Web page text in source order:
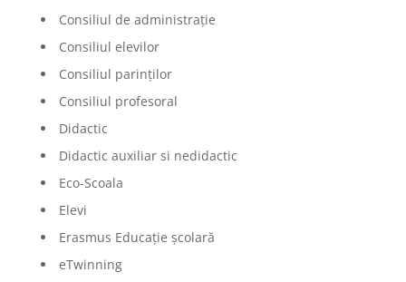
Consiliul de administrație
Consiliul elevilor
Consiliul parinților
Consiliul profesoral
Didactic
Didactic auxiliar si nedidactic
Eco-Scoala
Elevi
Erasmus Educație școlară
eTwinning